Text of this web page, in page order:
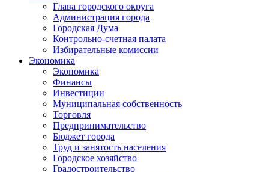
Глава городского округа
Администрация города
Городская Дума
Контрольно-счетная палата
Избирательные комиссии
Экономика
Экономика
Финансы
Инвестиции
Муниципальная собственность
Торговля
Предпринимательство
Бюджет города
Труд и занятость населения
Городское хозяйство
Градостроительство